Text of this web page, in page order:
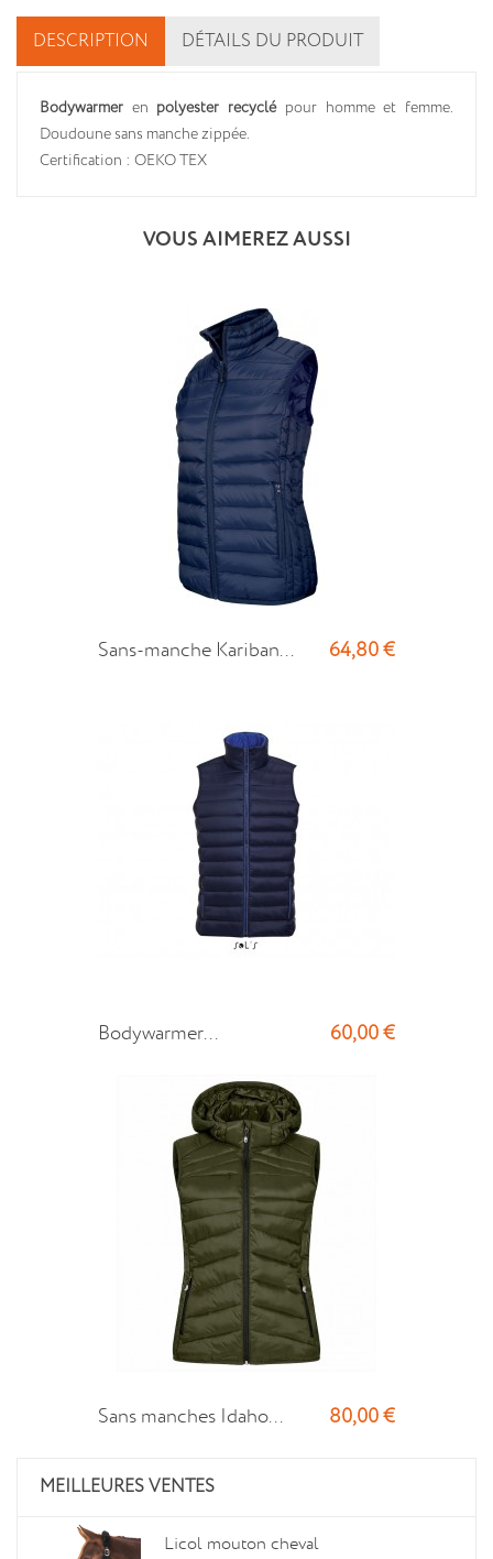
DESCRIPTION DÉTAILS DU PRODUIT
Bodywarmer en polyester recyclépour homme et femme.
Doudoune sans manche zippée.
Certification : OEKO TEX
VOUS AIMEREZ AUSSI
Sans-manche Kariban... 64,80 €
Bodywarmer... 60,00 €
Sans manches Idaho... 80,00 €
MEILLEURES VENTES
Licol mouton cheval